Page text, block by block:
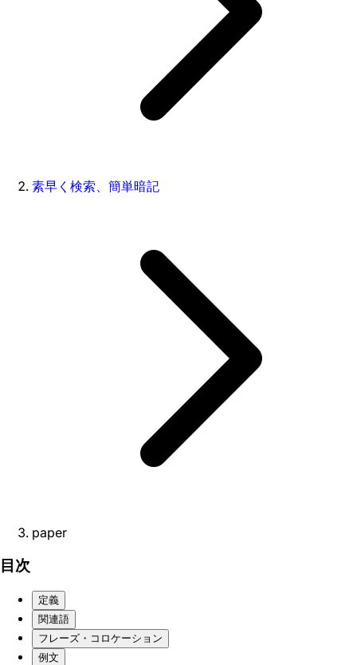
素早く検索、簡単暗記
paper
目次
定義
関連語
フレーズ・コロケーション
例文